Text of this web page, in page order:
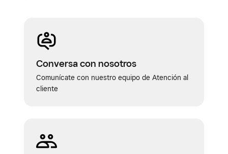
Conversa con nosotros
Comunícate con nuestro equipo de Atención al
cliente